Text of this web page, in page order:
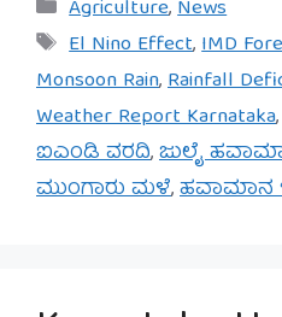
Agriculture,News
Tags
El Nino Effect,IMD
Monsoon Rain,Rainfall
Weather Report Karnataka,
ಐಎಂಡಿ ವರದಿ,ಜುಲೈ
ಮುಂಗಾರು ಮಳೆ,ಹವಾಮಾನ